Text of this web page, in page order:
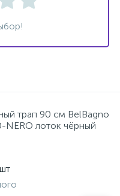
трап 90 см BelBagno
NERO лоток чёрный